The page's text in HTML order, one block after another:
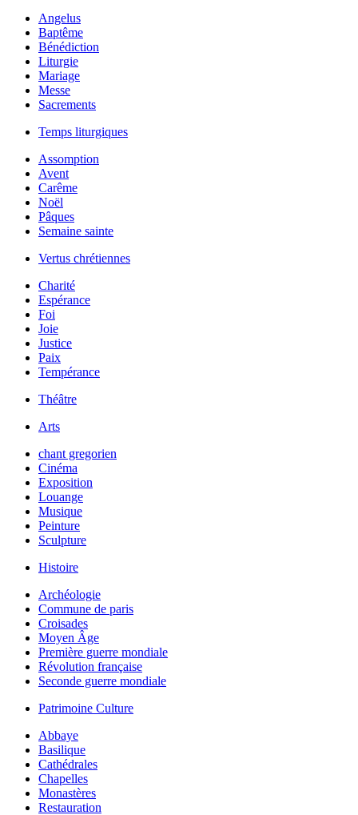
Angelus
Baptême
Bénédiction
Liturgie
Mariage
Messe
Sacrements
Temps liturgiques
Assomption
Avent
Carême
Noël
Pâques
Semaine sainte
Vertus chrétiennes
Charité
Espérance
Foi
Joie
Justice
Paix
Tempérance
Théâtre
Arts
chant gregorien
Cinéma
Exposition
Louange
Musique
Peinture
Sculpture
Histoire
Archéologie
Commune de paris
Croisades
Moyen Âge
Première guerre mondiale
Révolution française
Seconde guerre mondiale
Patrimoine Culture
Abbaye
Basilique
Cathédrales
Chapelles
Monastères
Restauration